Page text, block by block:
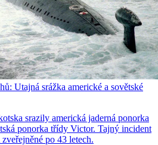
Utajná srážka americké a sovětské
srazily americká jaderná ponorka
ponorka třídy Victor. Tajný incident
po 43 letech.